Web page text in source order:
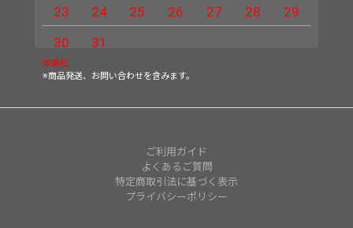
23
24 25 26 27 28
29
30
31
休業日
※商品発送、お問い合わせを含みます。
ご利用ガイド
よくあるご質問
特定商取引法に基づく表示
プライバシーポリシー